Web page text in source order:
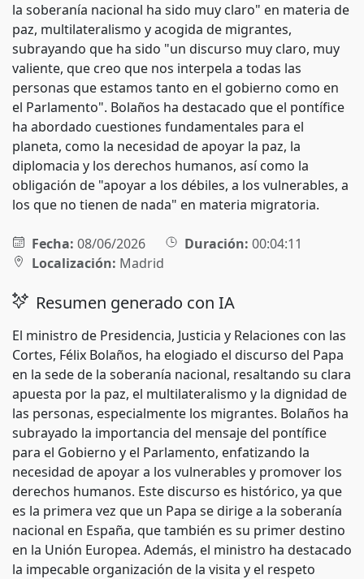
la soberanía nacional ha sido muy claro" en materia de
paz, multilateralismo y acogida de migrantes,
subrayando que ha sido "un discurso muy claro, muy
valiente, que creo que nos interpela a todas las
personas que estamos tanto en el gobierno como en
el Parlamento". Bolaños ha destacado que el pontífice
ha abordado cuestiones fundamentales para el
planeta, como la necesidad de apoyar la paz, la
diplomacia y los derechos humanos, así como la
obligación de "apoyar a los débiles, a los vulnerables, a
los que no tienen de nada" en materia migratoria.
Fecha: 08/06/2026 Duración: 00:04:11
Localización: Madrid
Resumen generado con IA
El ministro de Presidencia, Justicia y Relaciones con las
Cortes, Félix Bolaños, ha elogiado el discurso del Papa
en la sede de la soberanía nacional, resaltando su clara
apuesta por la paz, el multilateralismo y la dignidad de
las personas, especialmente los migrantes. Bolaños ha
subrayado la importancia del mensaje del pontífice
para el Gobierno y el Parlamento, enfatizando la
necesidad de apoyar a los vulnerables y promover los
derechos humanos. Este discurso es histórico, ya que
es la primera vez que un Papa se dirige a la soberanía
nacional en España, que también es su primer destino
en la Unión Europea. Además, el ministro ha destacado
la impecable organización de la visita y el respeto